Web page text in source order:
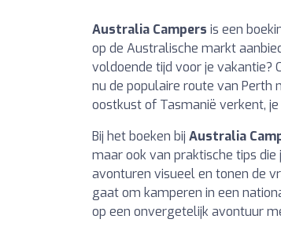
Australia Campers is een
op de Australische markt
voldoende tijd voor je vakantie?
nu de populaire route van Perth
oostkust of Tasmanië verkent,
Bij het boeken bij Australia
maar ook van praktische tips
avonturen visueel en tonen de
gaat om kamperen in een
op een onvergetelijk avontuur